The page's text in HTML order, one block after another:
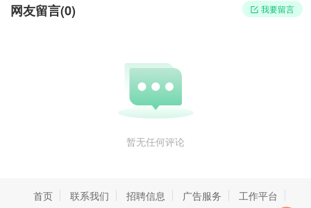
网友留言(0)
暂无任何评论
我要留言
首页 联系我们 招聘信息 广告服务
工作平台